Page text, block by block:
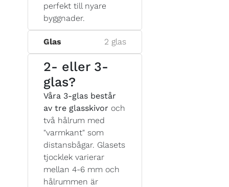
perfekt till nyare
byggnader.
Glas 2 glas
2- eller 3-
glas?
Våra 3-glas består
av tre glasskivor och
två hålrum med
"varmkant" som
distansbågar. Glasets
tjocklek varierar
mellan 4-6 mm och
hålrummen är